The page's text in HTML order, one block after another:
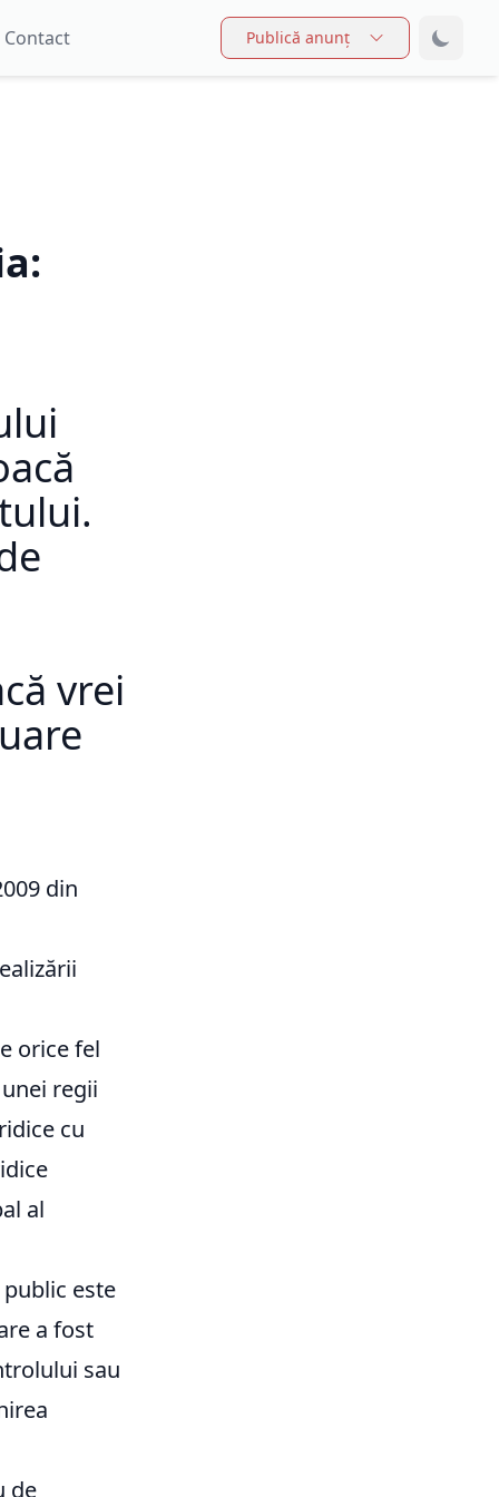
Contact Publică anunț
vrei
din
orice fel
regii
cu
al
este
a fost
sau
de